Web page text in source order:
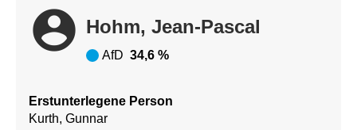
account_circle Hohm, Jean-Pascal
AfD 34,6 %
Erstunterlegene Person
Kurth, Gunnar